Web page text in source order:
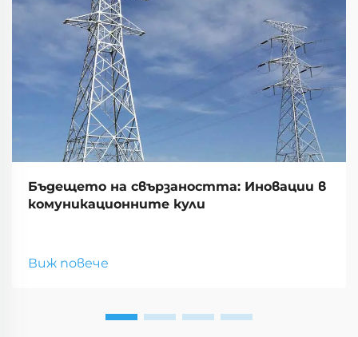
Бъдещето на свързаността: Иновации в
комуникационните кули
Виж повече